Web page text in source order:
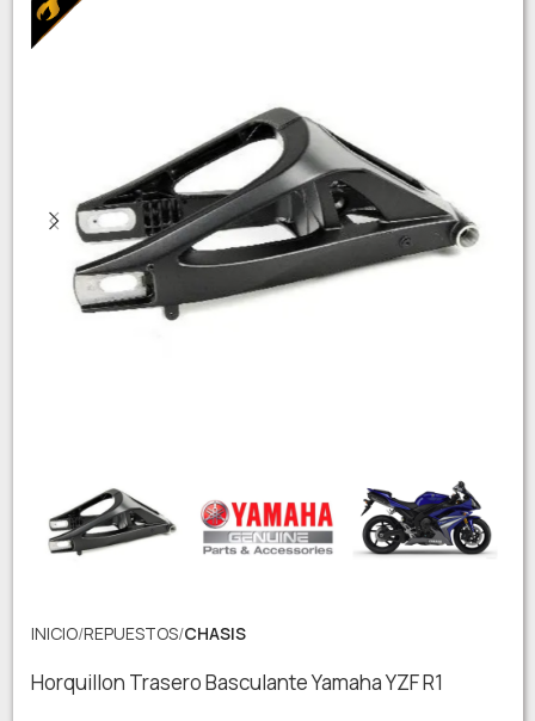
INICIO REPUESTOS CHASIS
Horquillon Trasero Basculante Yamaha YZF R1